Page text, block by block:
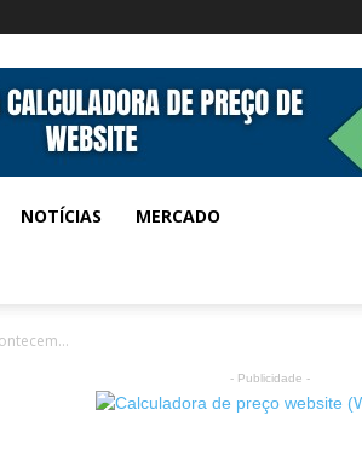
NOTÍCIAS MERCADO
- Publicidade -